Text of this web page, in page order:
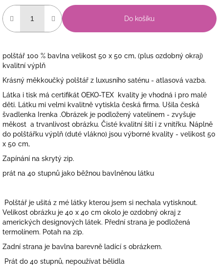
Do košíku
polštář 100 % bavlna velikost 50 x 50 cm, (plus ozdobný okraj)
kvalitní výplň
Krásný měkkoučký polštář z luxusního saténu - atlasová vazba.
Látka i tisk má certifikát OEKO-TEX kvality je vhodná i pro malé
děti. Látku mi velmi kvalitně vytiskla česká firma. Ušila česká
švadlenka Irenka .Obrázek je podložený vatelínem - zvyšuje
měkost a trvanlivost obrázku. Čisté kvalitní šití i z vnitřku. Náplně
do polštářku výplň (duté vlákno) jsou výborné kvality - velikost 50
x 50 cm,
Zapínání na skrytý zip.
prát na 40 stupnů jako běžnou bavlněnou látku
Polštář je ušitá z mé látky kterou jsem si nechala vytisknout.
Velikost obrázku je 40 x 40 cm okolo je ozdobný okraj z
amerických designových látek. Přední strana je podložená
termolínem. Potah na zip.
Zadní strana je bavlna barevně ladící s obrázkem.
Prát do 40 stupnů, nepoužívat bělidla